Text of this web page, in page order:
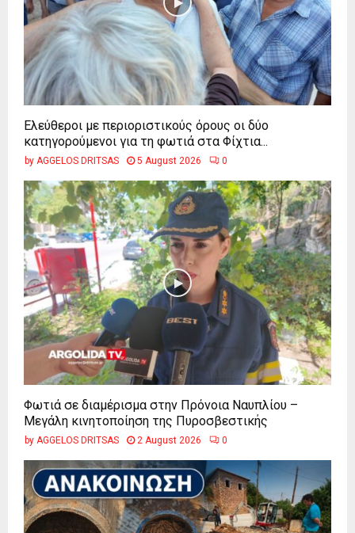
Ελεύθεροι με περιοριστικούς όρους οι δύο
κατηγορούμενοι για τη φωτιά στα Φίχτια...
by AGGELOS DRITSAS 5 August 2026 0
Φωτιά σε διαμέρισμα στην Πρόνοια Ναυπλίου –
Μεγάλη κινητοποίηση της Πυροσβεστικής
by AGGELOS DRITSAS 2 August 2026 0